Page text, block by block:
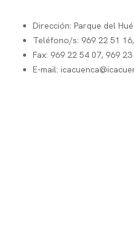
Dirección: Parque del
Teléfono/s: 969 22 51
Fax: 969 22 54 07, 969
E-mail: